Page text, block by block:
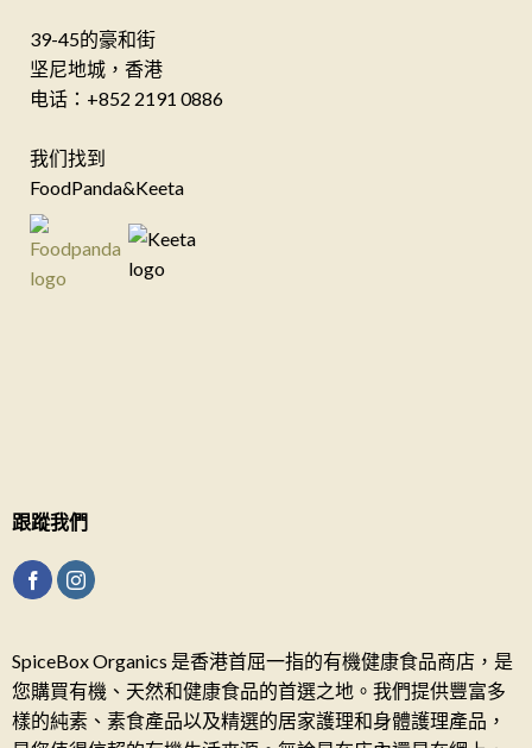
39-45的豪和街
坚尼地城，香港
电话：+852 2191 0886
我们找到
FoodPanda&Keeta
跟蹤我們
SpiceBox Organics 是香港首屈一指的有機健康食品商店，是
您購買有機、天然和健康食品的首選之地。我們提供豐富多
樣的純素、素食產品以及精選的居家護理和身體護理產品，